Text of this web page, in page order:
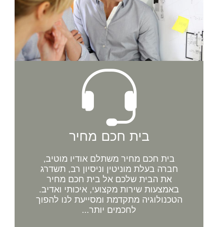
בית חכם מחיר
בית חכם מחיר משתלם אודיו מוטיב,
חברה בעלת מוניטין וניסיון רב, תשדרג
את הבית שלכם אל בית חכם מחיר
באמצעות שירות מקצועי, איכותי ואדיב.
הטכנולוגיה מתקדמת ומסייעת לנו להפוך
לחכמים יותר...